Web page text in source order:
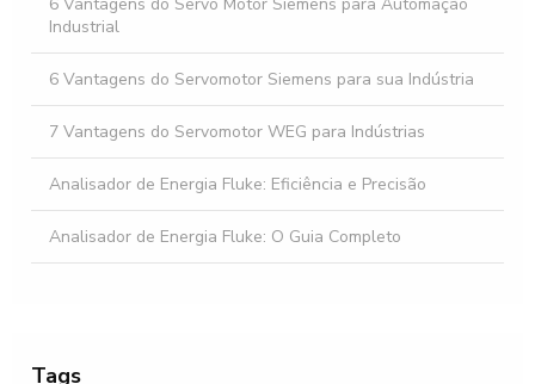
Industrial
6 Vantagens do Servomotor Siemens para sua Indústria
7 Vantagens do Servomotor WEG para Indústrias
Analisador de Energia Fluke: Eficiência e Precisão
Analisador de Energia Fluke: O Guia Completo
Tags